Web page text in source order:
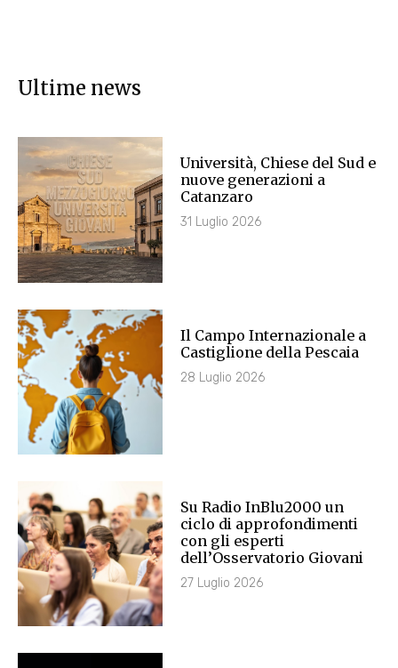
Ultime news
Università, Chiese del Sud e
nuove generazioni a
Catanzaro
31 Luglio 2026
Il Campo Internazionale a
Castiglione della Pescaia
28 Luglio 2026
Su Radio InBlu2000 un
ciclo di approfondimenti
con gli esperti
dell’Osservatorio Giovani
27 Luglio 2026